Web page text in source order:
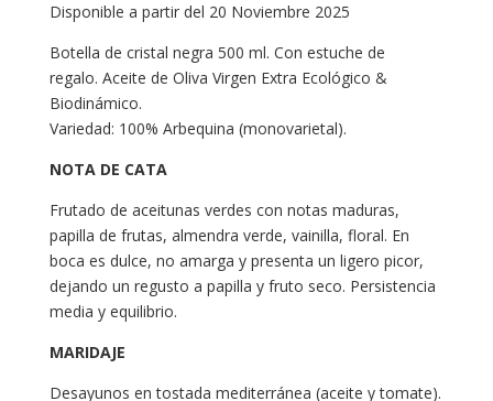
Disponible a partir del 20 Noviembre 2025
Botella de cristal negra 500 ml. Con estuche de
regalo. Aceite de Oliva Virgen Extra Ecológico &
Biodinámico.
Variedad: 100% Arbequina (monovarietal).
NOTA DE CATA
Frutado de aceitunas verdes con notas maduras,
papilla de frutas, almendra verde, vainilla, floral. En
boca es dulce, no amarga y presenta un ligero picor,
dejando un regusto a papilla y fruto seco. Persistencia
media y equilibrio.
MARIDAJE
Desayunos en tostada mediterránea (aceite y tomate).